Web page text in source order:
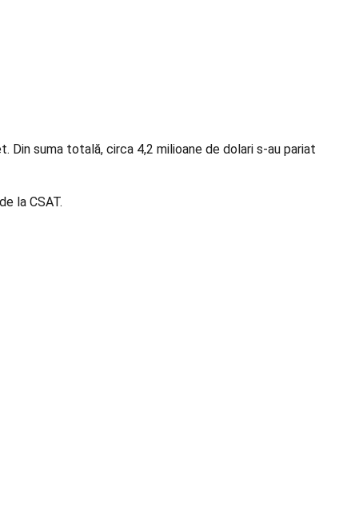
suma totală, circa 4,2 milioane de dolari s-au pariat
la CSAT.